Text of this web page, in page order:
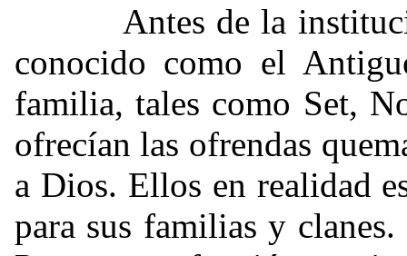
Antes de la
conocido como el
familia, tales como Set,
ofrecían las ofrendas
a Dios. Ellos en realidad
para sus familias y